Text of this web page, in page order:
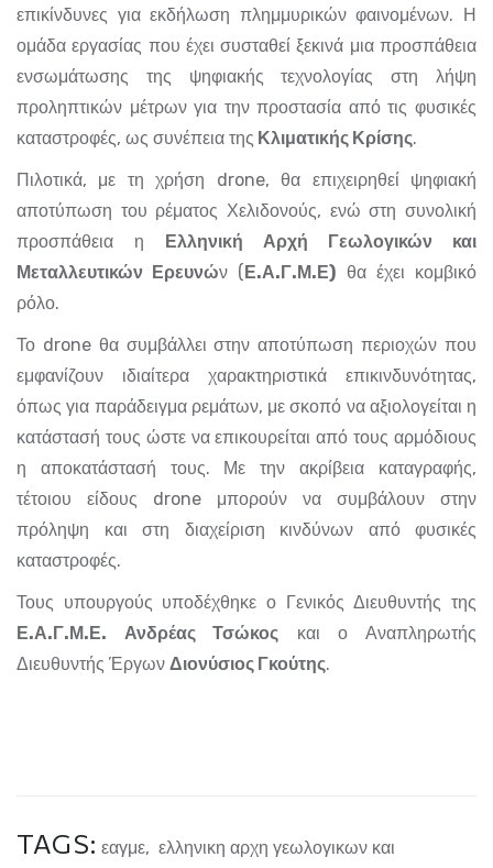
επικίνδυνες για εκδήλωση πλημμυρικών φαινομένων. Η
ομάδα εργασίας που έχει συσταθεί ξεκινά μια προσπάθεια
ενσωμάτωσης της ψηφιακής τεχνολογίας στη λήψη
προληπτικών μέτρων για την προστασία από τις φυσικές
καταστροφές, ως συνέπεια της Κλιματικής Κρίσης.
Πιλοτικά, με τη χρήση drone, θα επιχειρηθεί ψηφιακή
αποτύπωση του ρέματος Χελιδονούς, ενώ στη συνολική
προσπάθεια η Ελληνική Αρχή Γεωλογικών και
Μεταλλευτικών Ερευνών (Ε.Α.Γ.Μ.Ε) θα έχει κομβικό
ρόλο.
Το drone θα συμβάλλει στην αποτύπωση περιοχών που
εμφανίζουν ιδιαίτερα χαρακτηριστικά επικινδυνότητας,
όπως για παράδειγμα ρεμάτων, με σκοπό να αξιολογείται η
κατάστασή τους ώστε να επικουρείται από τους αρμόδιους
η αποκατάστασή τους. Με την ακρίβεια καταγραφής,
τέτοιου είδους drone μπορούν να συμβάλουν στην
πρόληψη και στη διαχείριση κινδύνων από φυσικές
καταστροφές.
Τους υπουργούς υποδέχθηκε ο Γενικός Διευθυντής της
Ε.Α.Γ.Μ.Ε.
Ανδρέας Τσώκος και ο Αναπληρωτής
Διευθυντής Έργων Διονύσιος Γκούτης.
TAGS: εαγμε, ελληνικη αρχη γεωλογικων και